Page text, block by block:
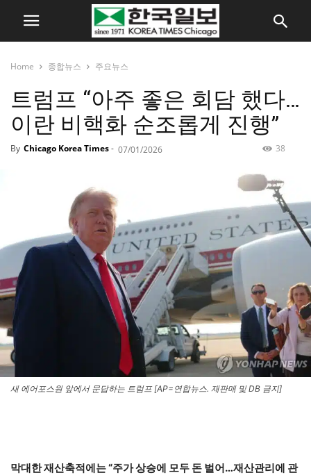
Home 종합뉴스 주요뉴스
트럼프 “아주 좋은 회담 했다…
이란 비핵화 순조롭게 진행”
By Chicago Korea Times- 07/01/2026 38
새 에어포스원 앞에서 문답하는 트럼프 [AP=연합뉴스. 재판매 및 DB 금지]
막대한 재산축적에는 “주가 상승에 모두 돈 벌어…재산관리에 관